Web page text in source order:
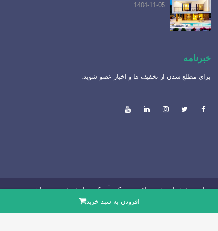
افزودن به سبد خرید
1404-11-05
خبرنامه
برای مطلع شدن از تخفیف ها و اخبار عضو شوید.
تمامی حقوق این اثر متعلق به شرکت آیریک پردازش شبرو می باشد.